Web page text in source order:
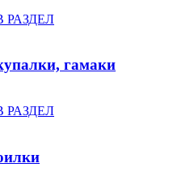
РАЗДЕЛ
гамаки
РАЗДЕЛ